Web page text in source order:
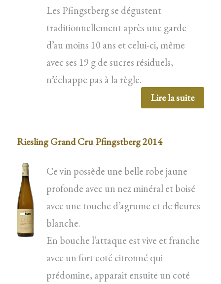
Les Pfingstberg se dégustent
traditionnellement après une garde
d’au moins 10 ans et celui-ci, même
avec ses 19 g de sucres résiduels,
n’échappe pas à la règle.
Lire la suite
Riesling Grand Cru Pfingstberg 2014
Ce vin possède une belle robe jaune
profonde avec un nez minéral et boisé
avec une touche d’agrume et de fleures
blanche.
En bouche l’attaque est vive et franche
avec un fort coté citronné qui
prédomine, apparait ensuite un coté